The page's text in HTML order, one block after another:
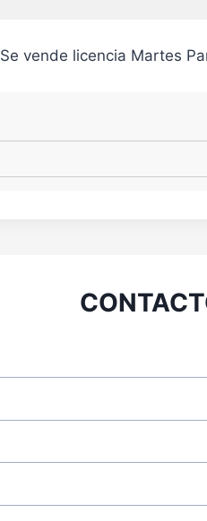
Se vende licencia Martes